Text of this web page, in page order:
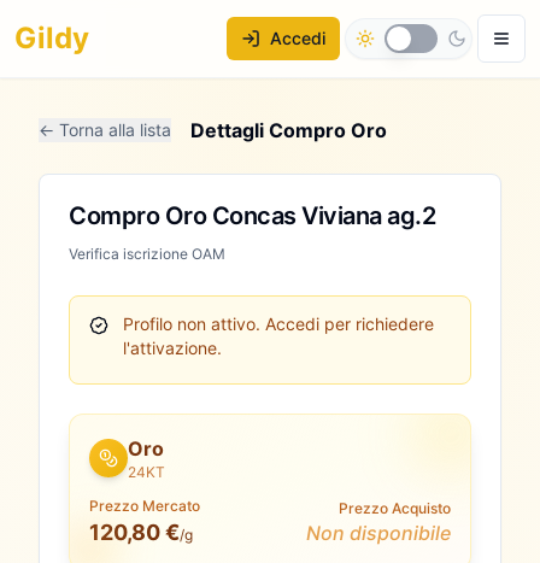
Gildy Accedi
← Torna alla lista Dettagli Compro Oro
Compro Oro Concas Viviana ag.2
Verifica iscrizione OAM
Profilo non attivo. Accedi per richiedere
l'attivazione.
Oro
24KT
Prezzo Mercato
120,80 €/g
Prezzo Acquisto
Non disponibile